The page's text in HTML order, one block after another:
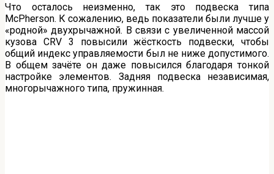
Что осталось неизменно, так это подвеска типа
McPherson. К сожалению, ведь показатели были лучше у
«родной» двухрычажной. В связи с увеличенной массой
кузова CRV 3 повысили жёсткость подвески, чтобы
общий индекс управляемости был не ниже допустимого.
В общем зачёте он даже повысился благодаря тонкой
настройке элементов. Задняя подвеска независимая,
многорычажного типа, пружинная.